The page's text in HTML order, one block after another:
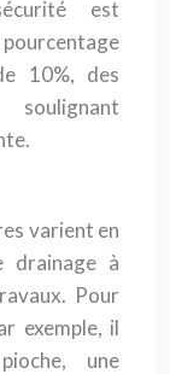
est
pourcentage
10%, des
varient en
drainage à
Pour
exemple, il
une